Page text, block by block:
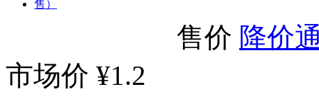
售价 降价
市场价 ¥1.2